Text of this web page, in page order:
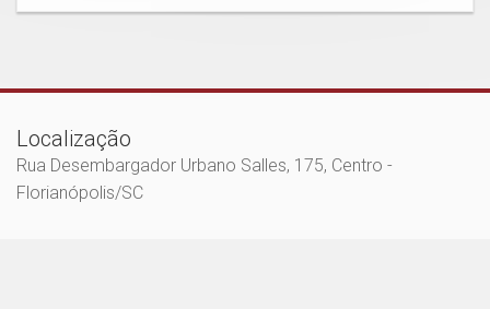
Localização
Rua Desembargador Urbano Salles, 175, Centro -
Florianópolis/SC